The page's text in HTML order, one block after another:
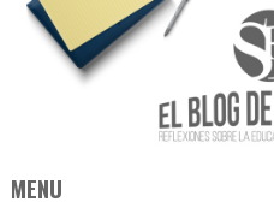
MENU